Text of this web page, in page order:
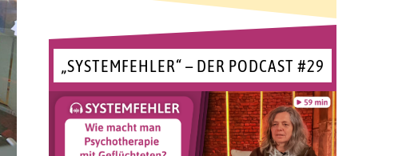
„SYSTEMFEHLER“ – DER PODCAST #29